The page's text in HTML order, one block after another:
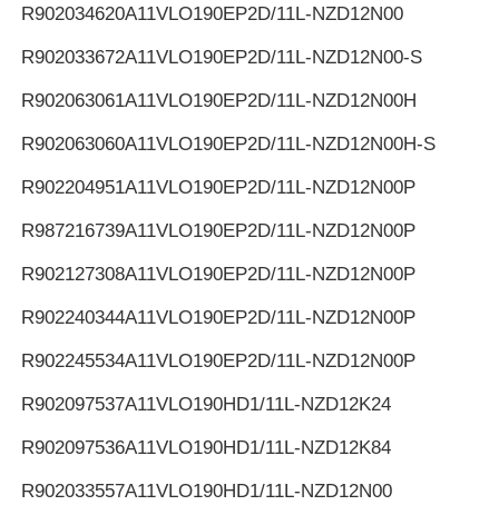
R902034620A11VLO190EP2D/11L-NZD12N00
R902033672A11VLO190EP2D/11L-NZD12N00-S
R902063061A11VLO190EP2D/11L-NZD12N00H
R902063060A11VLO190EP2D/11L-NZD12N00H-S
R902204951A11VLO190EP2D/11L-NZD12N00P
R987216739A11VLO190EP2D/11L-NZD12N00P
R902127308A11VLO190EP2D/11L-NZD12N00P
R902240344A11VLO190EP2D/11L-NZD12N00P
R902245534A11VLO190EP2D/11L-NZD12N00P
R902097537A11VLO190HD1/11L-NZD12K24
R902097536A11VLO190HD1/11L-NZD12K84
R902033557A11VLO190HD1/11L-NZD12N00